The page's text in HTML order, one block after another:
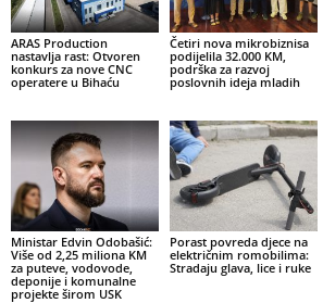
ARAS Production
nastavlja rast: Otvoren
konkurs za nove CNC
operatere u Bihaću
Četiri nova mikrobiznisa
podijelila 32.000 KM,
podrška za razvoj
poslovnih ideja mladih
Ministar Edvin Odobašić:
Više od 2,25 miliona KM
za puteve, vodovode,
deponije i komunalne
projekte širom USK
Porast povreda djece na
električnim romobilima:
Stradaju glava, lice i ruke